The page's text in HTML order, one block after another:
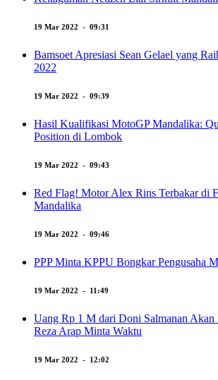
19 Mar 2022 - 09:31
Bamsoet Apresiasi Sean Gelael yang
2022
19 Mar 2022 - 09:39
Hasil Kualifikasi MotoGP Mandalika:
Position di Lombok
19 Mar 2022 - 09:43
Red Flag! Motor Alex Rins Terbakar di
Mandalika
19 Mar 2022 - 09:46
PPP Minta KPPU Bongkar Pengusaha
19 Mar 2022 - 11:49
Uang Rp 1 M dari Doni Salmanan Akan
Reza Arap Minta Waktu
19 Mar 2022 - 12:02